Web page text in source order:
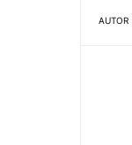
AUTOR